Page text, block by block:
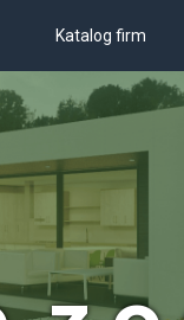
Katalog firm